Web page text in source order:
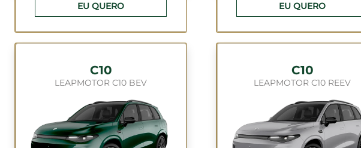
EU QUERO EU QUERO
C10
LEAPMOTOR C10 BEV
C10
LEAPMOTOR C10 REEV